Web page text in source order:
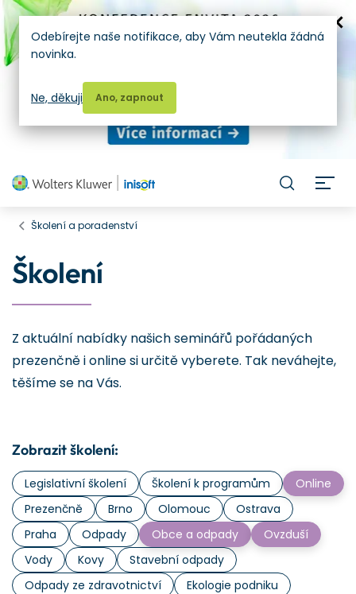
Školení a poradenství
Školení
Z aktuální nabídky našich seminářů pořádaných
prezenčně i online si určitě vyberete. Tak neváhejte,
těšíme se na Vás.
Zobrazit školení:
Legislativní školení Školení k programům
Online
Prezenčně
Brno Olomouc
Ostrava
Praha
Odpady Obce a odpady
Ovzduší
Vody
Kovy
Stavební odpady
Odpady ze zdravotnictví
Ekologie podniku
Odebírejte naše notifikace, aby Vám neutekla žádná
novinka.
Ano, zapnout
Ne, děkuji